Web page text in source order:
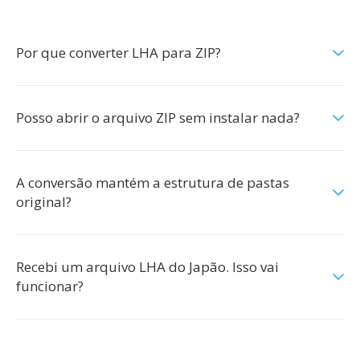
Por que converter LHA para ZIP?
Posso abrir o arquivo ZIP sem instalar nada?
A conversão mantém a estrutura de pastas
original?
Recebi um arquivo LHA do Japão. Isso vai
funcionar?